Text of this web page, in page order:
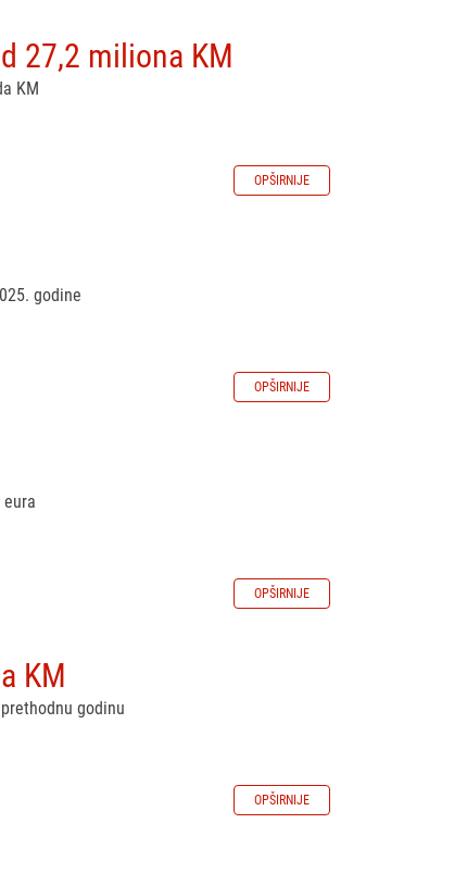
27,2 miliona KM
KM
OPŠIRNIJE
godine
OPŠIRNIJE
OPŠIRNIJE
KM
godinu
OPŠIRNIJE